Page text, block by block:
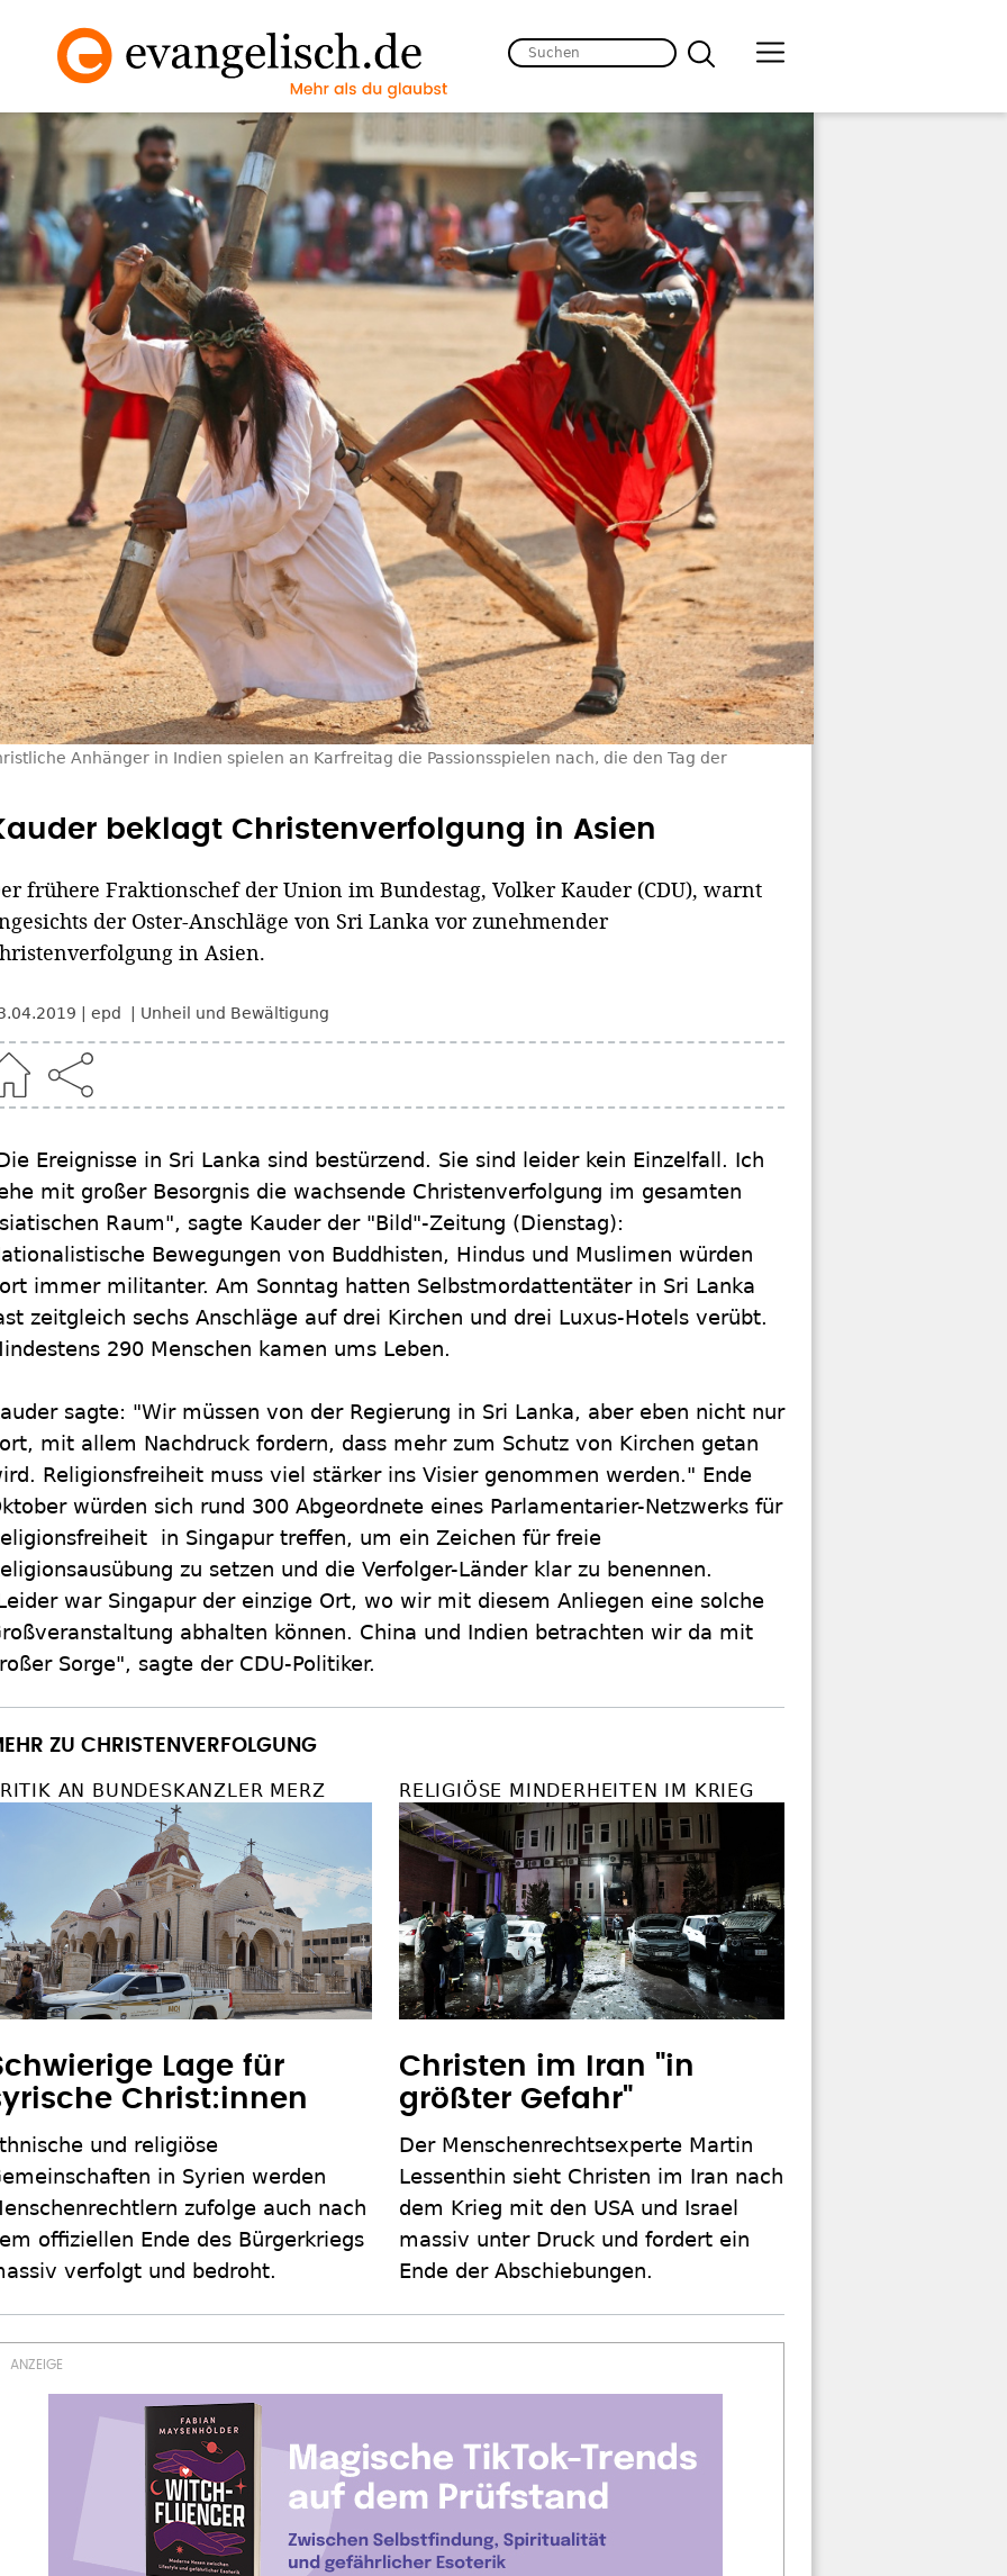
Anhänger in Indien spielen an Karfreitag die Passionsspielen nach, die den Tag der
beklagt Christenverfolgung in Asien
frühere Fraktionschef der Union im Bundestag, Volker Kauder (CDU), warnt
der Oster-Anschläge von Sri Lanka vor zunehmender
in Asien.
epd Unheil und Bewältigung
Ereignisse in Sri Lanka sind bestürzend. Sie sind leider kein Einzelfall. Ich
mit großer Besorgnis die wachsende Christenverfolgung im gesamten
Raum", sagte Kauder der "Bild"-Zeitung (Dienstag):
Bewegungen von Buddhisten, Hindus und Muslimen würden
immer militanter. Am Sonntag hatten Selbstmordattentäter in Sri Lanka
zeitgleich sechs Anschläge auf drei Kirchen und drei Luxus-Hotels verübt.
290 Menschen kamen ums Leben.
sagte: "Wir müssen von der Regierung in Sri Lanka, aber eben nicht nur
mit allem Nachdruck fordern, dass mehr zum Schutz von Kirchen getan
Religionsfreiheit muss viel stärker ins Visier genommen werden." Ende
würden sich rund 300 Abgeordnete eines Parlamentarier-Netzwerks für
in Singapur treffen, um ein Zeichen für freie
zu setzen und die Verfolger-Länder klar zu benennen.
war Singapur der einzige Ort, wo wir mit diesem Anliegen eine solche
abhalten können. China und Indien betrachten wir da mit
Sorge", sagte der CDU-Politiker.
ZU CHRISTENVERFOLGUNG
AN BUNDESKANZLER MERZ
Lage für
Christ:innen
und religiöse
in Syrien werden
zufolge auch nach
offiziellen Ende des Bürgerkriegs
verfolgt und bedroht.
RELIGIÖSE MINDERHEITEN IM KRIEG
Christen im Iran "in
größter Gefahr"
Der Menschenrechtsexperte Martin
Lessenthin sieht Christen im Iran nach
dem Krieg mit den USA und Israel
massiv unter Druck und fordert ein
Ende der Abschiebungen.